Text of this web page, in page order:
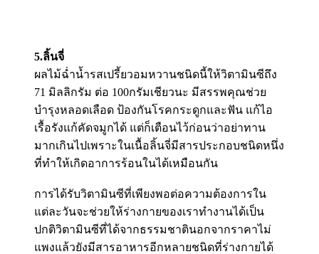
5.ลิ้นจี่
ผลไม้ฉ่ำน้ำรสเปรี้ยวอมหวานชนิดนี้ให้วิตามินซีถึง
71 มิลลิกรัม ต่อ 100กรัมเชียวนะ มีสรรพคุณช่วย
บำรุงหลอดเลือด ป้องกันโรคกระดูกและฟัน แก้ไอ
เรื้อรังแก้คัดจมูกได้ แต่ก็เตือนไว้ก่อนว่าอย่าทาน
มากเกินไปเพราะในเนื้อลิ้นจี่มีสารประกอบชนิดหนึ่ง
ที่ทำให้เกิดอาการร้อนในได้เหมือนกัน
การได้รับวิตามินซีที่เพียงพอต่อความต้องการใน
แต่ละวันจะช่วยให้ร่างกายของเราทำงานได้เป็น
ปกติวิตามินซีที่ได้จากธรรมชาตินอกจากราคาไม่
แพงแล้วยังมีสารอาหารอีกหลายชนิดที่ร่างกายได้